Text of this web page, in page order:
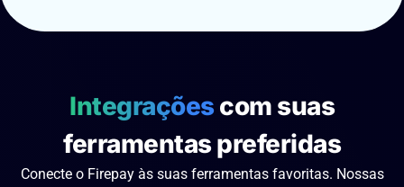
Integraçõescom suas
ferramentas preferidas
Conecte o Firepay às suas ferramentas favoritas. Nossas